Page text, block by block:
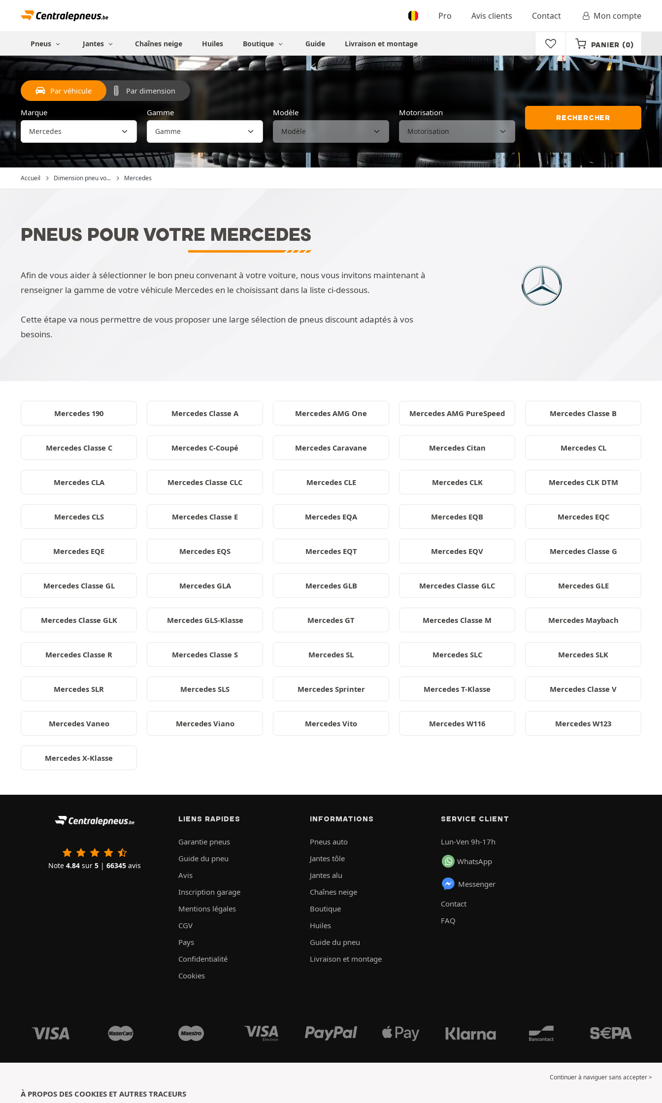
Pro Avis clients Contact Mon compte
Pneus Jantes Chaînes neige Huiles Boutique Guide Livraison et montage PANIER (0)
Par véhicule Par dimension
Marque Gamme Modèle Motorisation
RECHERCHER
Accueil Dimension pneu vo... Mercedes
PNEUS POUR VOTRE MERCEDES
Afin de vous aider à sélectionner le bon pneu convenant à votre voiture, nous vous invitons maintenant à
renseigner la gamme de votre véhicule Mercedes en le choisissant dans la liste ci-dessous.
Cette étape va nous permettre de vous proposer une large sélection de pneus discount adaptés à vos
besoins.
Mercedes 190 Mercedes Classe A Mercedes AMG One Mercedes AMG PureSpeed Mercedes Classe B
Mercedes Classe C Mercedes C-Coupé Mercedes Caravane Mercedes Citan Mercedes CL
Mercedes CLA Mercedes Classe CLC Mercedes CLE Mercedes CLK Mercedes CLK DTM
Mercedes CLS Mercedes Classe E Mercedes EQA Mercedes EQB Mercedes EQC
Mercedes EQE Mercedes EQS Mercedes EQT Mercedes EQV Mercedes Classe G
Mercedes Classe GL Mercedes GLA Mercedes GLB Mercedes Classe GLC Mercedes GLE
Mercedes Classe GLK Mercedes GLS-Klasse Mercedes GT Mercedes Classe M Mercedes Maybach
Mercedes Classe R Mercedes Classe S Mercedes SL Mercedes SLC Mercedes SLK
Mercedes SLR Mercedes SLS Mercedes Sprinter Mercedes T-Klasse Mercedes Classe V
Mercedes Vaneo Mercedes Viano Mercedes Vito Mercedes W116 Mercedes W123
Mercedes X-Klasse
Note 4.84 sur 5 | 66345 avis
LIENS RAPIDES
Garantie pneus
Guide du pneu
Avis
Inscription garage
Mentions légales
CGV
Pays
Confidentialité
Cookies
INFORMATIONS
Pneus auto
Jantes tôle
Jantes alu
Chaînes neige
Boutique
Huiles
Guide du pneu
Livraison et montage
SERVICE CLIENT
Lun-Ven 9h-17h
WhatsApp
Messenger
Contact
FAQ
Continuer à naviguer sans accepter >
À PROPOS DES COOKIES ET AUTRES TRACEURS